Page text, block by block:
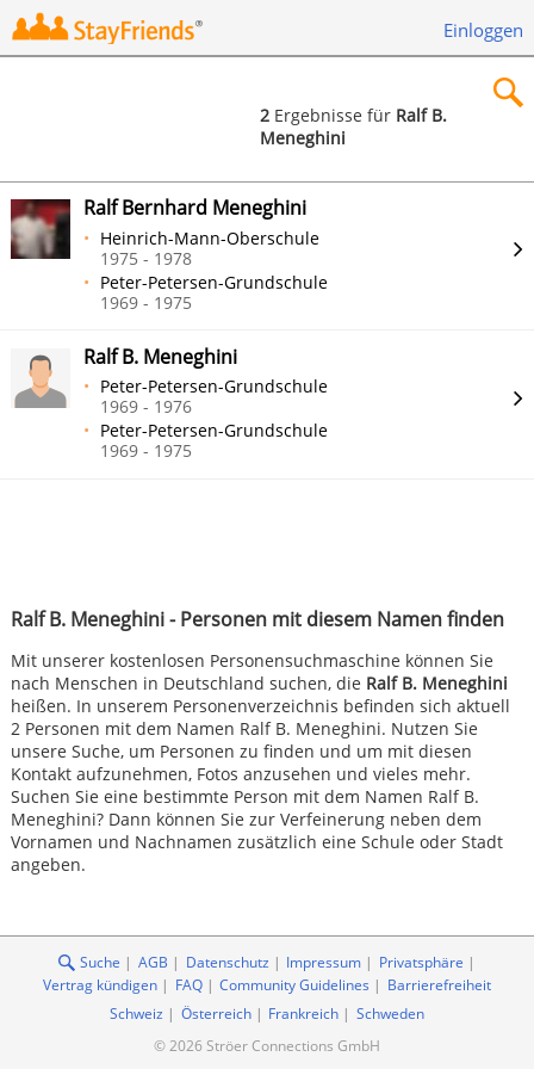
Einloggen
Suchen
2Ergebnisse für Ralf B.
Meneghini
Ralf B. Meneghini - Personen mit diesem Namen finden
Mit unserer kostenlosen Personensuchmaschine können Sie
nach Menschen in Deutschland suchen, die Ralf B. Meneghini
heißen. In unserem Personenverzeichnis befinden sich aktuell
2 Personen mit dem Namen Ralf B. Meneghini. Nutzen Sie
unsere Suche, um Personen zu finden und um mit diesen
Kontakt aufzunehmen, Fotos anzusehen und vieles mehr.
Suchen Sie eine bestimmte Person mit dem Namen Ralf B.
Meneghini? Dann können Sie zur Verfeinerung neben dem
Vornamen und Nachnamen zusätzlich eine Schule oder Stadt
angeben.
Ralf Bernhard Meneghini
Heinrich-Mann-Oberschule
1975 - 1978
Peter-Petersen-Grundschule
1969 - 1975
Ralf B. Meneghini
Peter-Petersen-Grundschule
1969 - 1976
Peter-Petersen-Grundschule
1969 - 1975
Suche AGB Datenschutz Impressum
Privatsphäre
Vertrag kündigen
FAQ Community Guidelines
Barrierefreiheit
Schweiz
Österreich Frankreich
Schweden
© 2026 Ströer Connections GmbH